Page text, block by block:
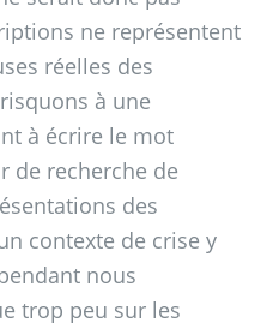
ne représentent
réelles des
à une
à écrire le mot
de recherche de
des
contexte de crise y
nous
trop peu sur les